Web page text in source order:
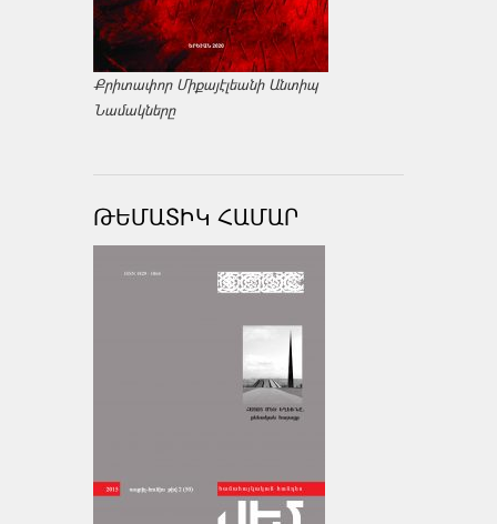
Քրիտափոր Միքայէլեանի Անտիպ
Նամակները
ԹԵՄԱՏԻԿ ՀԱՄԱՐ